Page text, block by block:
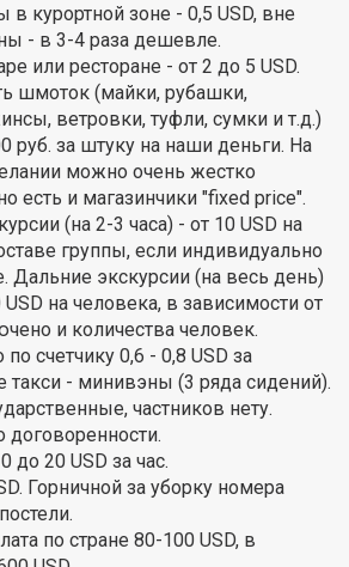
курортной зоне - 0,5 USD, вне
- в 3-4 раза дешевле.
или ресторане - от 2 до 5 USD.
шмоток (майки, рубашки,
ветровки, туфли, сумки и т.д.)
руб. за штуку на наши деньги. На
можно очень жестко
есть и магазинчики "fixed price".
(на 2-3 часа) - от 10 USD на
группы, если индивидуально
Дальние экскурсии (на весь день)
на человека, в зависимости от
и количества человек.
по счетчику 0,6 - 0,8 USD за
такси - минивэны (3 ряда сидений).
частников нету.
договоренности.
до 20 USD за час.
Горничной за уборку номера
по стране 80-100 USD, в